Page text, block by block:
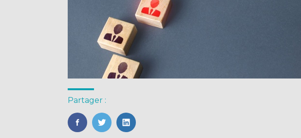
Partager :
FaceBook
TwitterLinkedIn